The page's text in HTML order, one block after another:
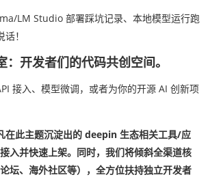
LM Studio 部署踩坑记录、本地模型运行跑
！
：开发者们的代码共创空间。
接入、模型微调，或者为你的开源 AI 创新项
在此主题沉淀出的 deepin 生态相关工具/应
入并快速上架。同时，我们将倾斜全渠道核
坛、海外社区等），全方位扶持独立开发者